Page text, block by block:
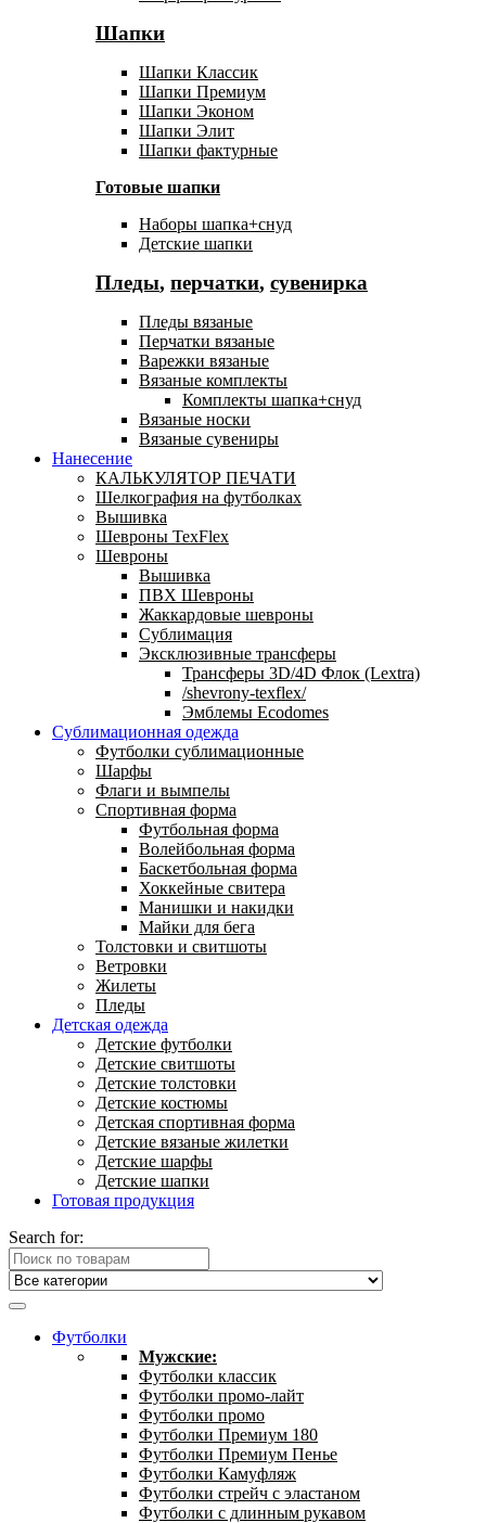
Шапки
Шапки Классик
Шапки Премиум
Шапки Эконом
Шапки Элит
Шапки фактурные
Готовые шапки
Наборы шапка+снуд
Детские шапки
Пледы, перчатки, сувенирка
Пледы вязаные
Перчатки вязаные
Варежки вязаные
Вязаные комплекты
Комплекты шапка+снуд
Вязаные носки
Вязаные сувениры
Нанесение
КАЛЬКУЛЯТОР ПЕЧАТИ
Шелкография на футболках
Вышивка
Шевроны TexFlex
Шевроны
Вышивка
ПВХ Шевроны
Жаккардовые шевроны
Сублимация
Эксклюзивные трансферы
Трансферы 3D/4D Флок (Lextra)
/shevrony-texflex/
Эмблемы Ecodomes
Сублимационная одежда
Футболки сублимационные
Шарфы
Флаги и вымпелы
Спортивная форма
Футбольная форма
Волейбольная форма
Баскетбольная форма
Хоккейные свитера
Манишки и накидки
Майки для бега
Толстовки и свитшоты
Ветровки
Жилеты
Пледы
Детская одежда
Детские футболки
Детские свитшоты
Детские толстовки
Детские костюмы
Детская спортивная форма
Детские вязаные жилетки
Детские шарфы
Детские шапки
Готовая продукция
Search for:
Футболки
Мужские:
Футболки классик
Футболки промо-лайт
Футболки промо
Футболки Премиум 180
Футболки Премиум Пенье
Футболки Камуфляж
Футболки стрейч с эластаном
Футболки с длинным рукавом